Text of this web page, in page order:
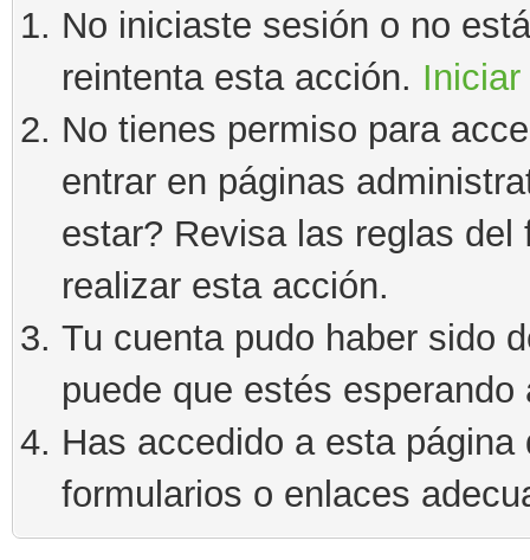
No iniciaste sesión o no
reintenta esta acción.
No tienes permiso para
entrar en páginas
estar? Revisa las reglas
realizar esta acción.
Tu cuenta pudo haber sido
puede que estés esperando
Has accedido a esta
formularios o enlaces